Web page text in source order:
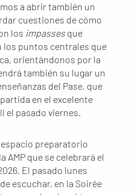
a abrir también un
cuestiones de cómo
los impassesque
los puntos centrales que
orientándonos por la
también su lugar un
del Pase, que
en el excelente
el pasado viernes.
preparatorio
AMP que se celebrará el
El pasado lunes
escuchar, en la Soirée